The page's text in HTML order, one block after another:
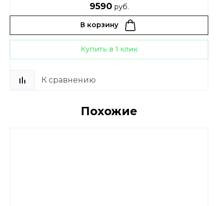
9590 руб.
В корзину
Купить в 1 клик
К сравнению
Похожие